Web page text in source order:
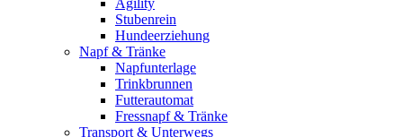
Agility
Stubenrein
Hundeerziehung
Napf & Tränke
Napfunterlage
Trinkbrunnen
Futterautomat
Fressnapf & Tränke
Transport & Unterwegs